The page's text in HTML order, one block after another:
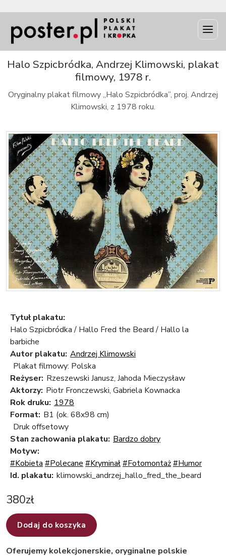
Halo Szpicbródka, Andrzej Klimowski, plakat
filmowy, 1978 r.
Oryginalny plakat filmowy „Halo Szpicbródka”, proj. Andrzej
Klimowski, z 1978 roku.
Tytuł plakatu:
Halo Szpicbródka / Hallo Fred the Beard / Hallo la
barbiche
Autor plakatu: Andrzej Klimowski
Plakat filmowy: Polska
Reżyser: Rzeszewski Janusz, Jahoda Mieczysław
Aktorzy: Piotr Fronczewski, Gabriela Kownacka
Rok druku: 1978
Format: B1 (ok. 68x98 cm)
Druk offsetowy
Stan zachowania plakatu: Bardzo dobry
Motyw:
#Kobieta #Polecane #Kryminał#Fotomontaż#Humor
Id. plakatu: klimowski_andrzej_hallo_fred_the_beard
380zł
Dodaj do koszyka
Oferujemy kolekcjonerskie, oryginalne polskie